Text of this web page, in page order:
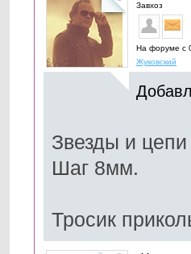
Завхоз
На форуме с
Жуковский
Звезды и цепи
Шаг 8мм.
Тросик